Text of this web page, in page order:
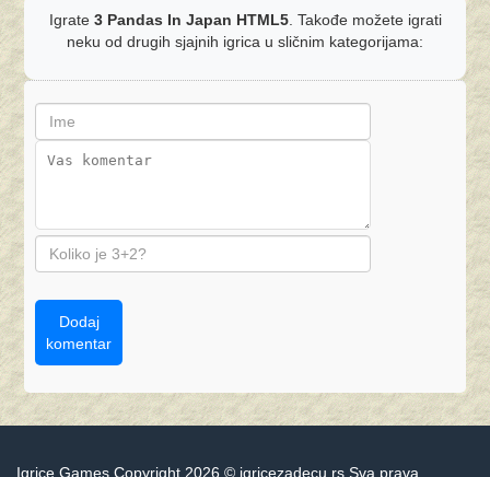
Igrate 3 Pandas In Japan HTML5. Takođe možete igrati
neku od drugih sjajnih igrica u sličnim kategorijama:
Dodaj
komentar
Igrice Games Copyright 2026 © igricezadecu.rs Sva prava